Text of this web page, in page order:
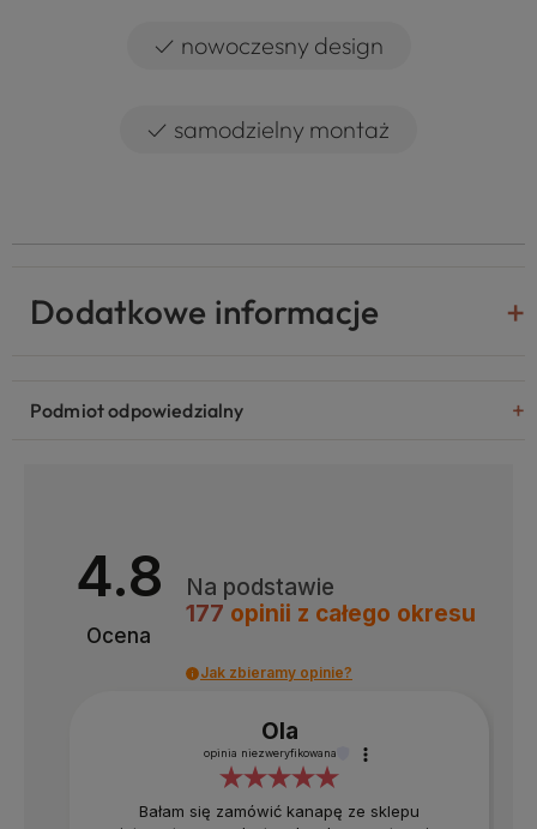
✓ nowoczesny design
✓ samodzielny montaż
Dodatkowe informacje
Podmiot odpowiedzialny
4.8
Ocena
Na podstawie
177 opinii z całego okresu
Jak zbieramy opinie?
Ola
opinia niezweryfikowana
Bałam się zamówić kanapę ze sklepu